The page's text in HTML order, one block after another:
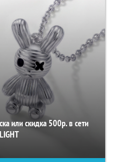
или скидка 500р. в сети